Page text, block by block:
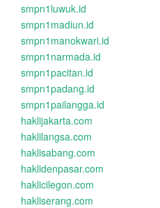
smpn1luwuk.id
smpn1madiun.id
smpn1manokwari.id
smpn1narmada.id
smpn1pacitan.id
smpn1padang.id
smpn1pailangga.id
haklijakarta.com
haklilangsa.com
haklisabang.com
haklidenpasar.com
haklicilegon.com
hakliserang.com